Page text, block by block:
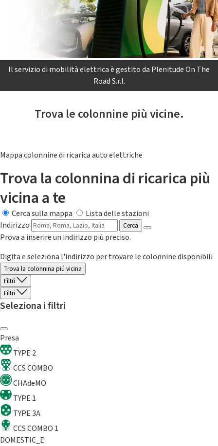
Il servizio di mobilità elettrica è gestito da Plenitude On The
Road S.r.l.
Trova le colonnine più vicine.
Mappa colonnine di ricarica auto elettriche
Trova la colonnina di ricarica più
vicina a te
Cerca sulla mappa
Lista delle stazioni
Indirizzo
Cerca
Prova a inserire un indirizzo più preciso.
Digita e seleziona l'indirizzo per trovare le colonnine disponibili
Trova la colonnina piú vicina
Filtri
Filtri
Seleziona i filtri
Presa
TYPE 2
CCS COMBO
CHAdeMO
TYPE 1
TYPE 3A
CCS COMBO 1
DOMESTIC_E